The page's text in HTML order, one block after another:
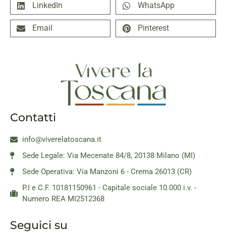
LinkedIn WhatsApp
Email Pinterest
Contatti
info@viverelatoscana.it
Sede Legale: Via Mecenate 84/8, 20138 Milano (MI)
Sede Operativa: Via Manzoni 6 - Crema 26013 (CR)
P.I e C.F. 10181150961 - Capitale sociale 10.000 i.v. -
Numero REA MI2512368
Seguici su